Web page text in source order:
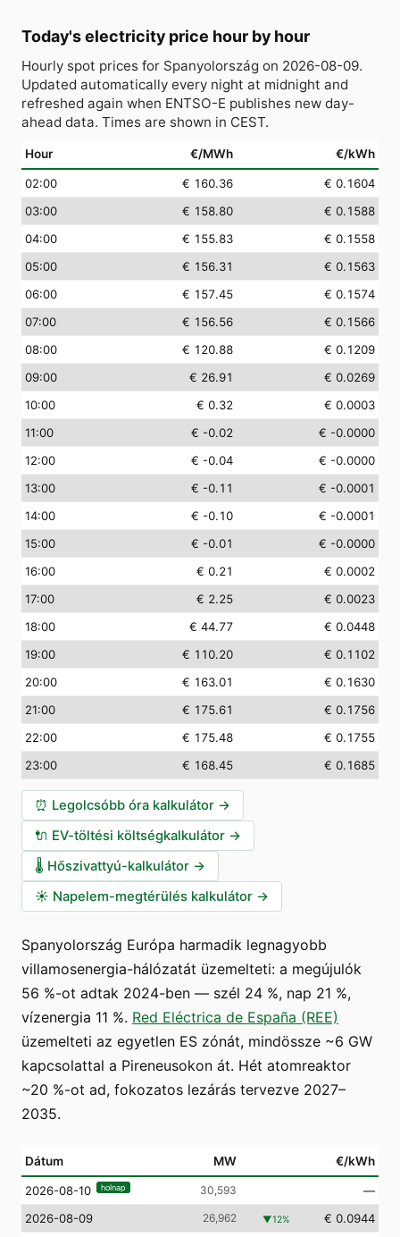
Today's electricity price hour by hour
Hourly spot prices for Spanyolország on 2026-08-09.
Updated automatically every night at midnight and
refreshed again when ENTSO-E publishes new day-
ahead data. Times are shown in CEST.
Hour €/MWh €/kWh
02:00 € 160.36
€ 0.1604
03:00
€ 158.80
€ 0.1588
04:00
€ 155.83
€ 0.1558
05:00
€ 156.31
€ 0.1563
06:00
€ 157.45
€ 0.1574
07:00
€ 156.56
€ 0.1566
08:00
€ 120.88
€ 0.1209
09:00
€ 26.91
€ 0.0269
10:00
€ 0.32
€ 0.0003
11:00
€ -0.02
€ -0.0000
12:00
€ -0.04
€ -0.0000
13:00
€ -0.11
€ -0.0001
14:00
€ -0.10
€ -0.0001
15:00
€ -0.01
€ -0.0000
16:00
€ 0.21
€ 0.0002
17:00
€ 2.25
€ 0.0023
18:00
€ 44.77
€ 0.0448
19:00
€ 110.20
€ 0.1102
20:00
€ 163.01
€ 0.1630
21:00
€ 175.61
€ 0.1756
22:00
€ 175.48
€ 0.1755
23:00
€ 168.45 € 0.1685
⏰ Legolcsóbb óra kalkulátor →
🔌 EV-töltési költségkalkulátor →
🌡️ Hőszivattyú-kalkulátor →
☀️ Napelem-megtérülés kalkulátor →
Spanyolország Európa harmadik legnagyobb
villamosenergia-hálózatát üzemelteti: a megújulók
56 %-ot adtak 2024-ben — szél 24 %, nap 21 %,
vízenergia 11 %. Red Eléctrica de España (REE)
üzemelteti az egyetlen ES zónát, mindössze ~6 GW
kapcsolattal a Pireneusokon át. Hét atomreaktor
~20 %-ot ad, fokozatos lezárás tervezve 2027–
2035.
Dátum MW €/kWh
2026-08-10 holnap 30,593
—
2026-08-09
26,962 ▼12%
€ 0.0944